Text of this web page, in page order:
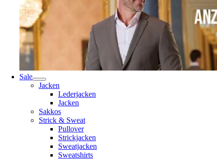
Sale
Jacken
Lederjacken
Jacken
Sakkos
Strick & Sweat
Pullover
Strickjacken
Sweatjacken
Sweatshirts